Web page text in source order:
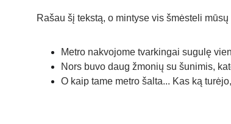
Rašau šį tekstą, o mintyse vis šmėsteli
Metro nakvojome tvarkingai sugulę
Nors buvo daug žmonių su šunimis,
O kaip tame metro šalta... Kas ką